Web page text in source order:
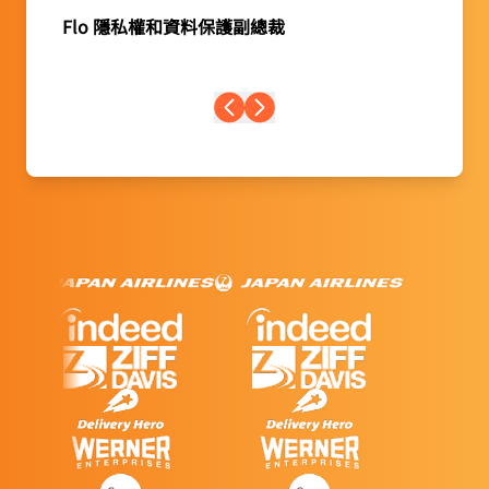
Flo 隱私權和資料保護副總裁